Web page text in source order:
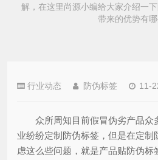
解，在这里尚源小编给大家介绍一
带来的优势有哪
行业动态 防伪标签 11-
众所周知目前假冒伪劣产品众
业纷纷定制防伪标签，但是在定制
虑这么些问题，就是产品贴防伪